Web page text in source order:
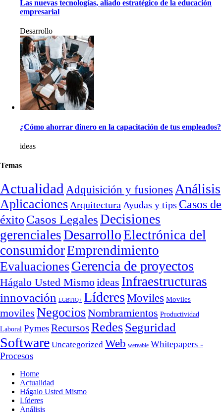
Las nuevas tecnologías, aliado estratégico de la educación
empresarial
Desarrollo
¿Cómo ahorrar dinero en la capacitación de tus empleados?
ideas
Temas
ActualidadAdquisición y fusionesAnálisis
AplicacionesArquitecturaAyudas y tips Casos de
éxito Casos LegalesDecisiones
gerencialesDesarrolloElectrónica del
consumidorEmprendimiento
EvaluacionesGerencia de proyectos
Hágalo Usted Mismoideas Infraestructuras
innovación LGBTIQ+ LíderesMoviles Moviles
moviles NegociosNombramientos Productividad
Laboral PymesRecursosRedesSeguridad
Software Uncategorized Web wereable Whitepapers -
Procesos
Home
Actualidad
Hágalo Usted Mismo
Líderes
Análisis